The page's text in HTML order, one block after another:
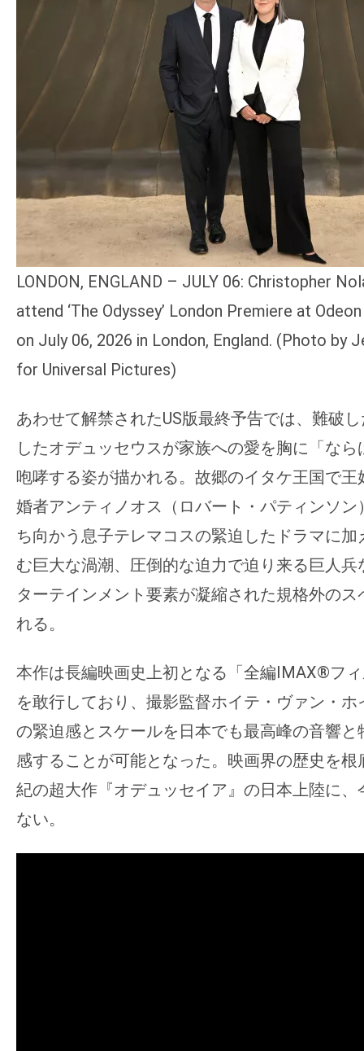
LONDON, ENGLAND – JULY 06: Christopher
attend ‘The Odyssey’ London Premiere at
on July 06, 2026 in London, England. (Photo by
for Universal Pictures)
あわせて解禁されたUS版最終予告では、難破
したオデュッセウスが家族への愛を胸に「な
咆哮する姿が描かれる。故郷のイタケ王国で
婚者アンティノオス（ロバート・パティンソ
ち向かう息子テレマコスの緊迫したドラマに
む巨大な渦潮、圧倒的な迫力で迫り来る巨人
ターテインメント要素が凝縮された規格外の
れる。
本作は長編映画史上初となる「全編IMAX®フ
を敢行しており、撮影監督ホイテ・ヴァン・
の緊迫感とスケールを日本でも最高峰の音響
感することが可能となった。映画界の歴史を
紀の超大作『オデュッセイア』の日本上陸に
ない。